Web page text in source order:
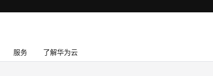
服务 了解华为云